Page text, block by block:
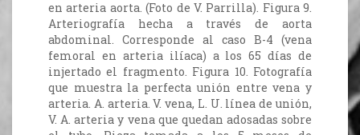
en arteria aorta. (Foto de V. Parrilla). Figura 9.
Arteriografía hecha a través de aorta
abdominal. Corresponde al caso B-4 (vena
femoral en arteria ilíaca) a los 65 días de
injertado el fragmento. Figura 10. Fotografía
que muestra la perfecta unión entre vena y
arteria. A. arteria. V. vena, L. U. línea de unión,
V. A. arteria y vena que quedan adosadas sobre